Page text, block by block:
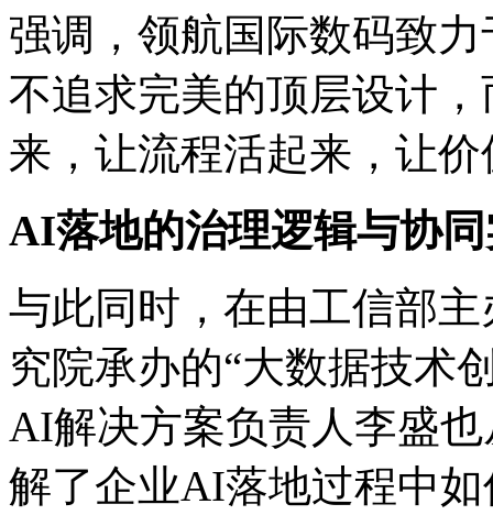
强调，领航国际数码
不追求完美的顶层设计
来，让流程活起来，
AI落地的治理逻辑与协
与此同时，在由工信部
究院承办的“大数据技术创
AI解决方案负责人李盛也
解了企业AI落地过程中